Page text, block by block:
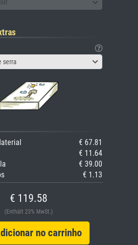
serra
€ 67.81
€ 11.64
€ 39.00
€ 1.13
€ 119.58
(Enthält 23% MwSt.)
no carrinho